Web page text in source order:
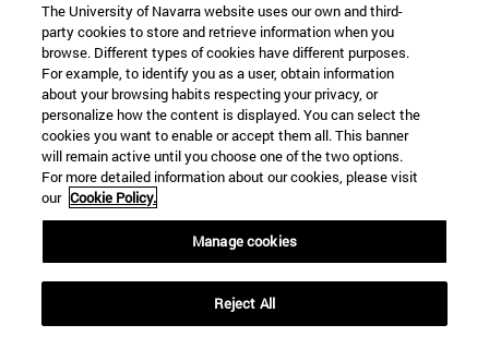
The University of Navarra website uses our own and third-
party cookies to store and retrieve information when you
browse. Different types of cookies have different purposes.
For example, to identify you as a user, obtain information
about your browsing habits respecting your privacy, or
personalize how the content is displayed. You can select the
cookies you want to enable or accept them all. This banner
will remain active until you choose one of the two options.
For more detailed information about our cookies, please visit
our Cookie Policy.
Manage cookies
Reject All